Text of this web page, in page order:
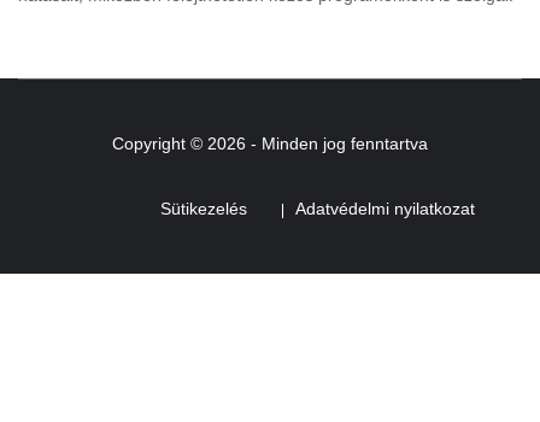
Copyright © 2026 - Minden jog fenntartva
Sütikezelés Adatvédelmi nyilatkozat